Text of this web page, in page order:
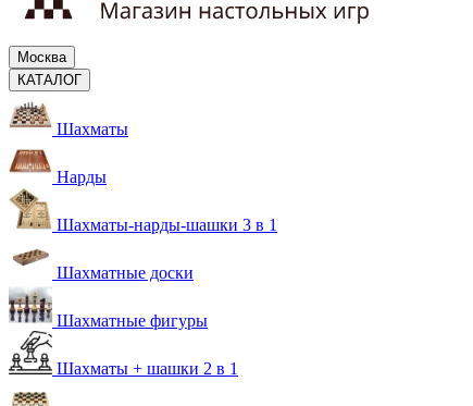
Москва
КАТАЛОГ
Шахматы
Нарды
Шахматы-нарды-шашки 3 в 1
Шахматные доски
Шахматные фигуры
Шахматы + шашки 2 в 1